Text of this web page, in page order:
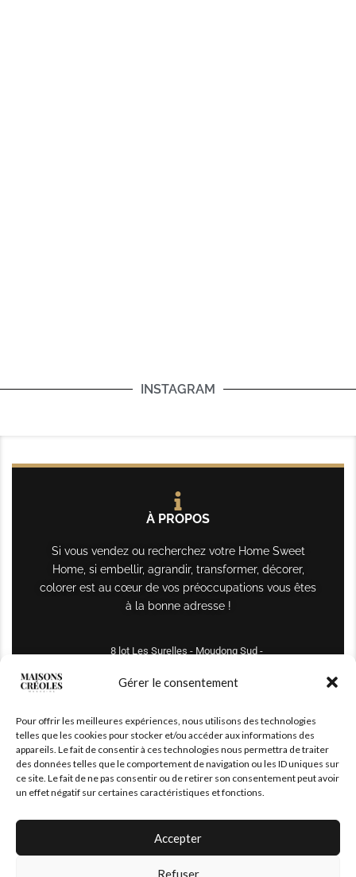
Gérer le consentement
Pour offrir les meilleures expériences, nous utilisons des technologies
telles que les cookies pour stocker et/ou accéder aux informations des
appareils. Le fait de consentir à ces technologies nous permettra de traiter
des données telles que le comportement de navigation ou les ID uniques sur
ce site. Le fait de ne pas consentir ou de retirer son consentement peut avoir
un effet négatif sur certaines caractéristiques et fonctions.
Accepter
Refuser
INSTAGRAM
À PROPOS
Si vous vendez ou recherchez votre Home Sweet
Home, si embellir, agrandir, transformer, décorer,
colorer est au cœur de vos préoccupations vous êtes
à la bonne adresse !
8 lot Les Surelles - Moudong Sud -
maisonscreoles.immo@gmail.com